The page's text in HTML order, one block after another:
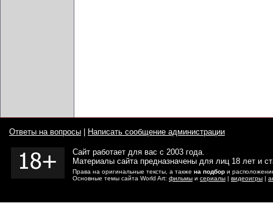
Ответы на вопросы Написать сообщение администрации
Сайт работает для вас с 2003 года.
Материалы сайта предназначены для лиц 18 лет и
Права на оригинальные тексты, а также на подбор и
Основные темы сайта World Art: фильмы и сериалы | видеоигры |